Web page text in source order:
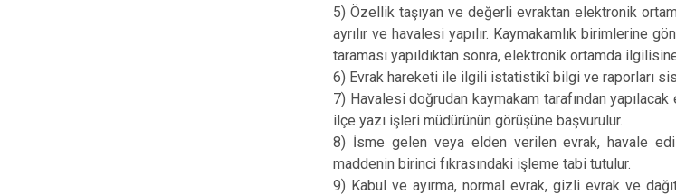
5) Özellik taşıyan ve değerli evraktan elektronik
ayrılır ve havalesi yapılır. Kaymakamlık birimlerine
taraması yapıldıktan sonra, elektronik ortamda
6) Evrak hareketi ile ilgili istatistikî bilgi ve raporları
7) Havalesi doğrudan kaymakam tarafından yapılacak
ilçe yazı işleri müdürünün görüşüne başvurulur.
8) İsme gelen veya elden verilen evrak, havale
maddenin birinci fıkrasındaki işleme tabi tutulur.
9) Kabul ve ayırma, normal evrak, gizli evrak ve